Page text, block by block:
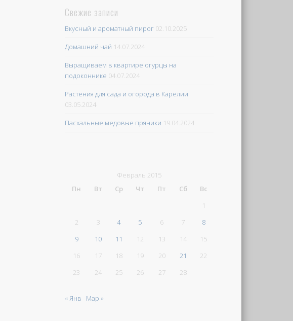
Свежие записи
Вкусный и ароматный пирог 02.10.2025
Домашний чай 14.07.2024
Выращиваем в квартире огурцы на
подоконнике 04.07.2024
Растения для сада и огорода в Карелии
03.05.2024
Пасхальные медовые пряники 19.04.2024
Февраль 2015
Пн
Вт Ср Чт Пт Сб
Вс
1
2
3 4 5 6 7
8
9
10 11 12 13 14
15
16
17 18 19 20 21
22
23
24 25 26 27 28
« Янв Мар »